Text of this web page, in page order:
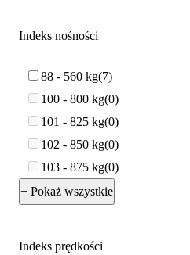
Indeks nośności
88 - 560 kg 7
100 - 800 kg 0
101 - 825 kg 0
102 - 850 kg 0
103 - 875 kg 0
+ Pokaż wszystkie
Indeks prędkości